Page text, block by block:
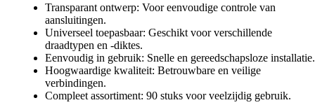
Transparant ontwerp: Voor eenvoudige controle van
aansluitingen.
Universeel toepasbaar: Geschikt voor verschillende
draadtypen en -diktes.
Eenvoudig in gebruik: Snelle en gereedschapsloze installatie.
Hoogwaardige kwaliteit: Betrouwbare en veilige
verbindingen.
Compleet assortiment: 90 stuks voor veelzijdig gebruik.